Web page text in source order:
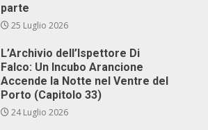
parte
25 Luglio 2026
L’Archivio dell’Ispettore Di
Falco: Un Incubo Arancione
Accende la Notte nel Ventre del
Porto (Capitolo 33)
24 Luglio 2026